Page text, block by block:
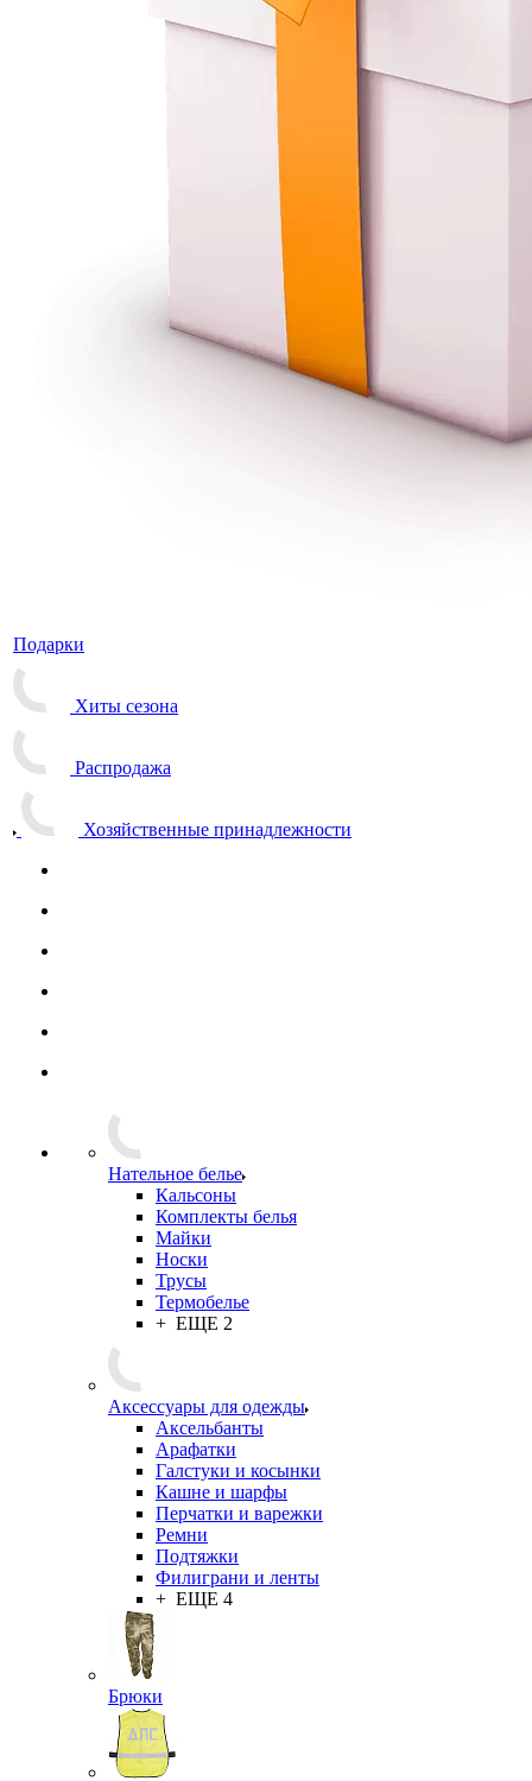
Подарки
Хиты сезона
Хозяйственные принадлежности
Нательное белье
Кальсоны
Комплекты белья
Майки
+ ЕЩЕ 2